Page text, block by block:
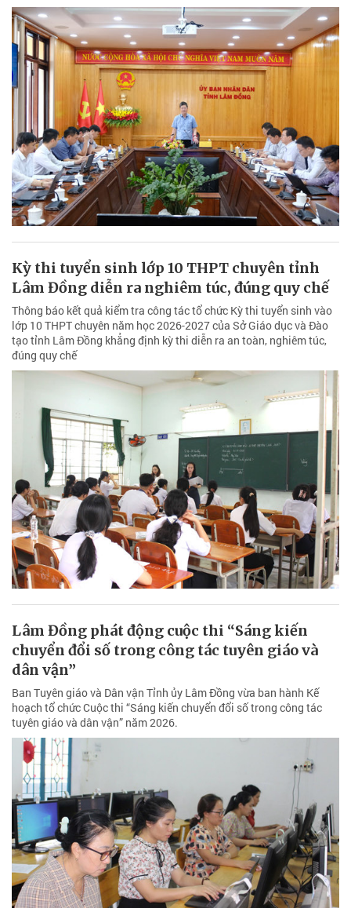
Kỳ thi tuyển sinh lớp 10 THPT chuyên tỉnh
Lâm Đồng diễn ra nghiêm túc, đúng quy chế
Thông báo kết quả kiểm tra công tác tổ chức Kỳ thi tuyển sinh vào
lớp 10 THPT chuyên năm học 2026-2027 của Sở Giáo dục và Đào
tạo tỉnh Lâm Đồng khẳng định kỳ thi diễn ra an toàn, nghiêm túc,
đúng quy chế
Lâm Đồng phát động cuộc thi “Sáng kiến
chuyển đổi số trong công tác tuyên giáo và
dân vận”
Ban Tuyên giáo và Dân vận Tỉnh ủy Lâm Đồng vừa ban hành Kế
hoạch tổ chức Cuộc thi “Sáng kiến chuyển đổi số trong công tác
tuyên giáo và dân vận” năm 2026.